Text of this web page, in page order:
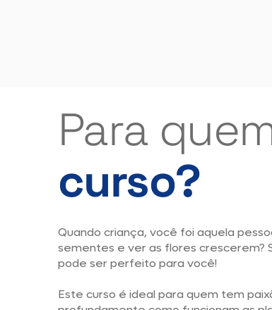
Para
curso?
Quando criança, você foi aquela
sementes e ver as flores crescerem?
pode ser perfeito para você!
Este curso é ideal para quem tem